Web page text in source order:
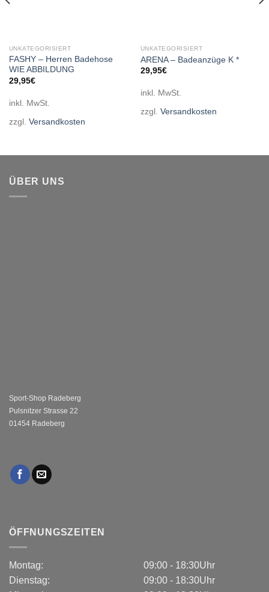
UNKATEGORISIERT
FASHY – Herren Badehose
WIE ABBILDUNG
29,95€
inkl. MwSt.
zzgl. Versandkosten
UNKATEGORISIERT
ARENA – Badeanzüge K *
29,95€
inkl. MwSt.
zzgl. Versandkosten
ÜBER UNS
Sport-Shop Radeberg
Pulsnitzer Strasse 22
01454 Radeberg
ÖFFNUNGSZEITEN
Montag:
Dienstag:
09:00 - 18:30Uhr
09:00 - 18:30Uhr